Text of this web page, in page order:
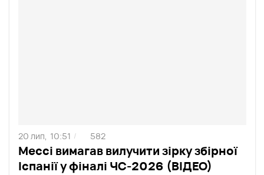
Мессі вимагав вилучити зірку збірної
Іспанії у фіналі ЧС-2026 (ВІДЕО)
20 лип, 10:51 / 582